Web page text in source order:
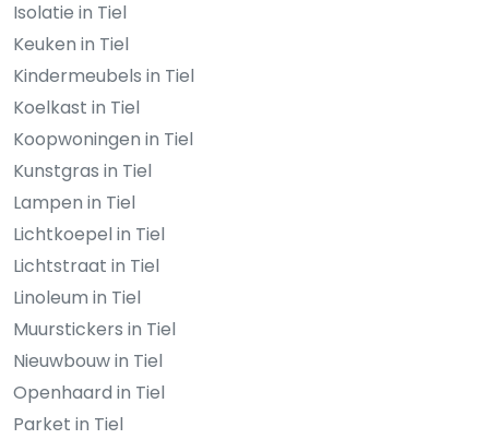
Isolatie in Tiel
Keuken in Tiel
Kindermeubels in Tiel
Koelkast in Tiel
Koopwoningen in Tiel
Kunstgras in Tiel
Lampen in Tiel
Lichtkoepel in Tiel
Lichtstraat in Tiel
Linoleum in Tiel
Muurstickers in Tiel
Nieuwbouw in Tiel
Openhaard in Tiel
Parket in Tiel